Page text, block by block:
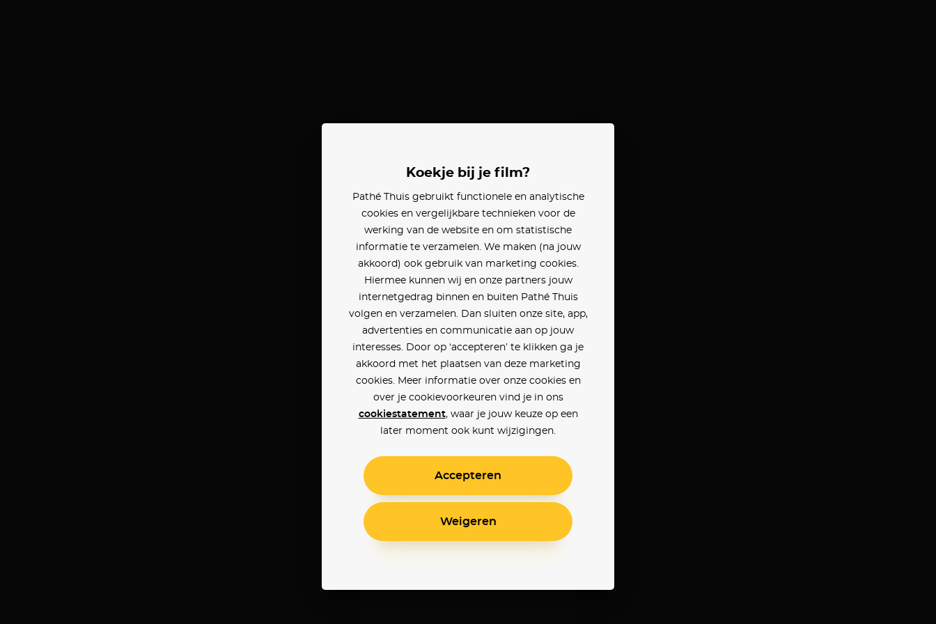
Koekje bij je film?
Pathé Thuis gebruikt functionele en analytische
cookies en vergelijkbare technieken voor de
werking van de website en om statistische
informatie te verzamelen. We maken (na jouw
akkoord) ook gebruik van marketing cookies.
Hiermee kunnen wij en onze partners jouw
internetgedrag binnen en buiten Pathé Thuis
volgen en verzamelen. Dan sluiten onze site, app,
advertenties en communicatie aan op jouw
interesses. Door op ‘accepteren’ te klikken ga je
akkoord met het plaatsen van deze marketing
cookies. Meer informatie over onze cookies en
over je cookievoorkeuren vind je in ons
cookiestatement, waar je jouw keuze op een
later moment ook kunt wijzigingen.
Accepteren
Weigeren